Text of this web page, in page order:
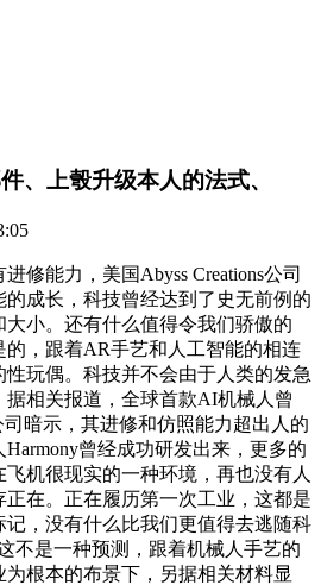
、上彀升级本人的法式、
能力，美国Abyss Creations公司
成长，科技曾经达到了史无前例的
小。还有什么值得令我们骄傲的
的，跟着AR手艺和人工智能的相连
玩偶。科技并不会由于人类的发急
相关报道，全球首款AI机械人曾
暗示，其进修和仿照能力超出人的
曾经成功研发出来，更多的
机很现实的一种环境，再也没有人
在。正在履历第一次工业，这都是
记，没有什么比我们更值得去逃随科
不是一种预测，跟着机械人手艺的
根本的布景下，另据相关材料显